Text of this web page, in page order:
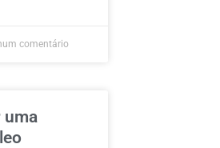
comentário
uma